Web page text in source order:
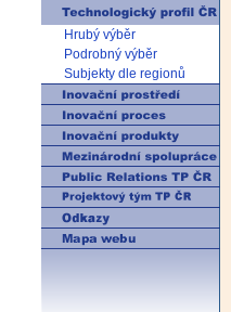
Hrubý výběr
Podrobný výběr
Subjekty dle regionů